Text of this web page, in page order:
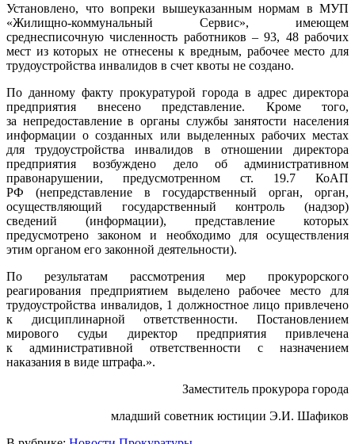
Установлено, что вопреки вышеуказанным нормам в МУП
«Жилищно-коммунальный Сервис», имеющем
среднесписочную численность работников – 93, 48 рабочих
мест из которых не отнесены к вредным, рабочее место для
трудоустройства инвалидов в счет квоты не создано.
По данному факту прокуратурой города в адрес директора
предприятия внесено представление. Кроме того,
за непредоставление в органы службы занятости населения
информации о созданных или выделенных рабочих местах
для трудоустройства инвалидов в отношении директора
предприятия возбуждено дело об административном
правонарушении, предусмотренном ст. 19.7 КоАП
РФ (непредставление в государственный орган, орган,
осуществляющий государственный контроль (надзор)
сведений (информации), представление которых
предусмотрено законом и необходимо для осуществления
этим органом его законной деятельности).
По результатам рассмотрения мер прокурорского
реагирования предприятием выделено рабочее место для
трудоустройства инвалидов, 1 должностное лицо привлечено
к дисциплинарной ответственности. Постановлением
мирового судьи директор предприятия привлечена
к административной ответственности с назначением
наказания в виде штрафа.».
Заместитель прокурора города
младший советник юстиции Э.И. Шафиков